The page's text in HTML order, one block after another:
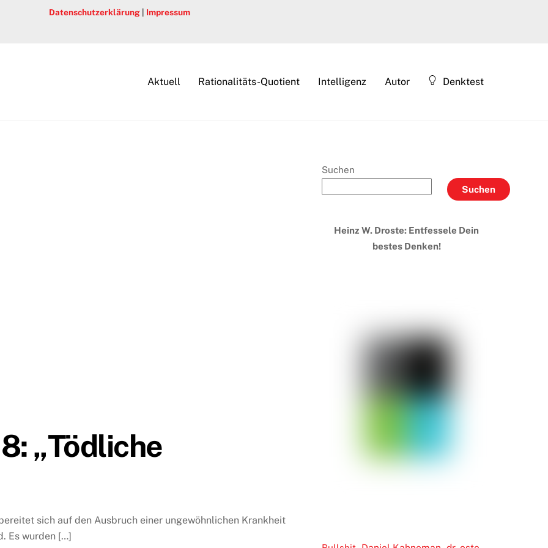
Datenschutzerklärung Impressum
Aktuell Rationalitäts-Quotient Intelligenz Autor Denktest
„Tödliche
sich auf den Ausbruch einer ungewöhnlichen Krankheit
Es wurden […]
Suchen
Suchen
Heinz W. Droste: Entfessele Dein
bestes Denken!